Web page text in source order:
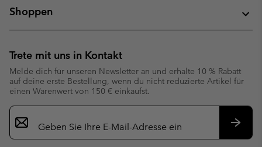
Shoppen
Trete mit uns in Kontakt
Melde dich für unseren Newsletter an und erhalte 10 % Rabatt
auf deine erste Bestellung, wenn du nicht reduzierte Artikel für
einen Warenwert von 150 € einkaufst.
Newsletter-
Anmeldung